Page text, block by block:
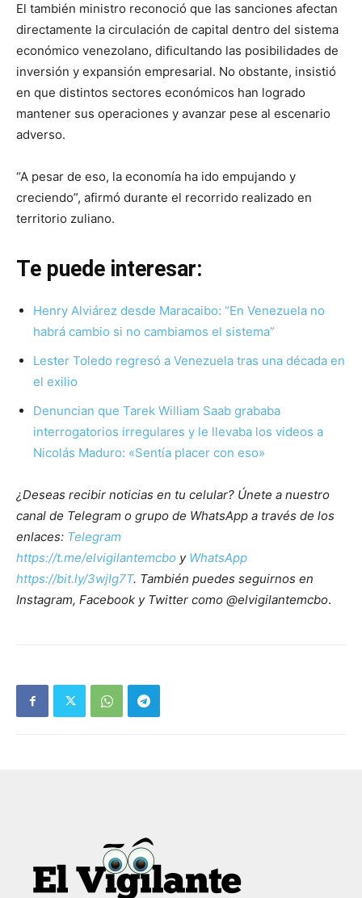
El también ministro reconoció que las sanciones afectan
directamente la circulación de capital dentro del sistema
económico venezolano, dificultando las posibilidades de
inversión y expansión empresarial. No obstante, insistió
en que distintos sectores económicos han logrado
mantener sus operaciones y avanzar pese al escenario
adverso.
“A pesar de eso, la economía ha ido empujando y
creciendo”, afirmó durante el recorrido realizado en
territorio zuliano.
Te puede interesar:
Henry Alviárez desde Maracaibo: “En Venezuela no
habrá cambio si no cambiamos el sistema”
Lester Toledo regresó a Venezuela tras una década en
el exilio
Denuncian que Tarek William Saab grababa
interrogatorios irregulares y le llevaba los videos a
Nicolás Maduro: «Sentía placer con eso»
¿Deseas recibir noticias en tu celular? Únete a nuestro
canal de Telegram o grupo de WhatsApp a través de los
enlaces: Telegram
https://t.me/elvigilantemcbo y WhatsApp
https://bit.ly/3wjIg7T. También puedes seguirnos en
Instagram, Facebook y Twitter como @elvigilantemcbo.